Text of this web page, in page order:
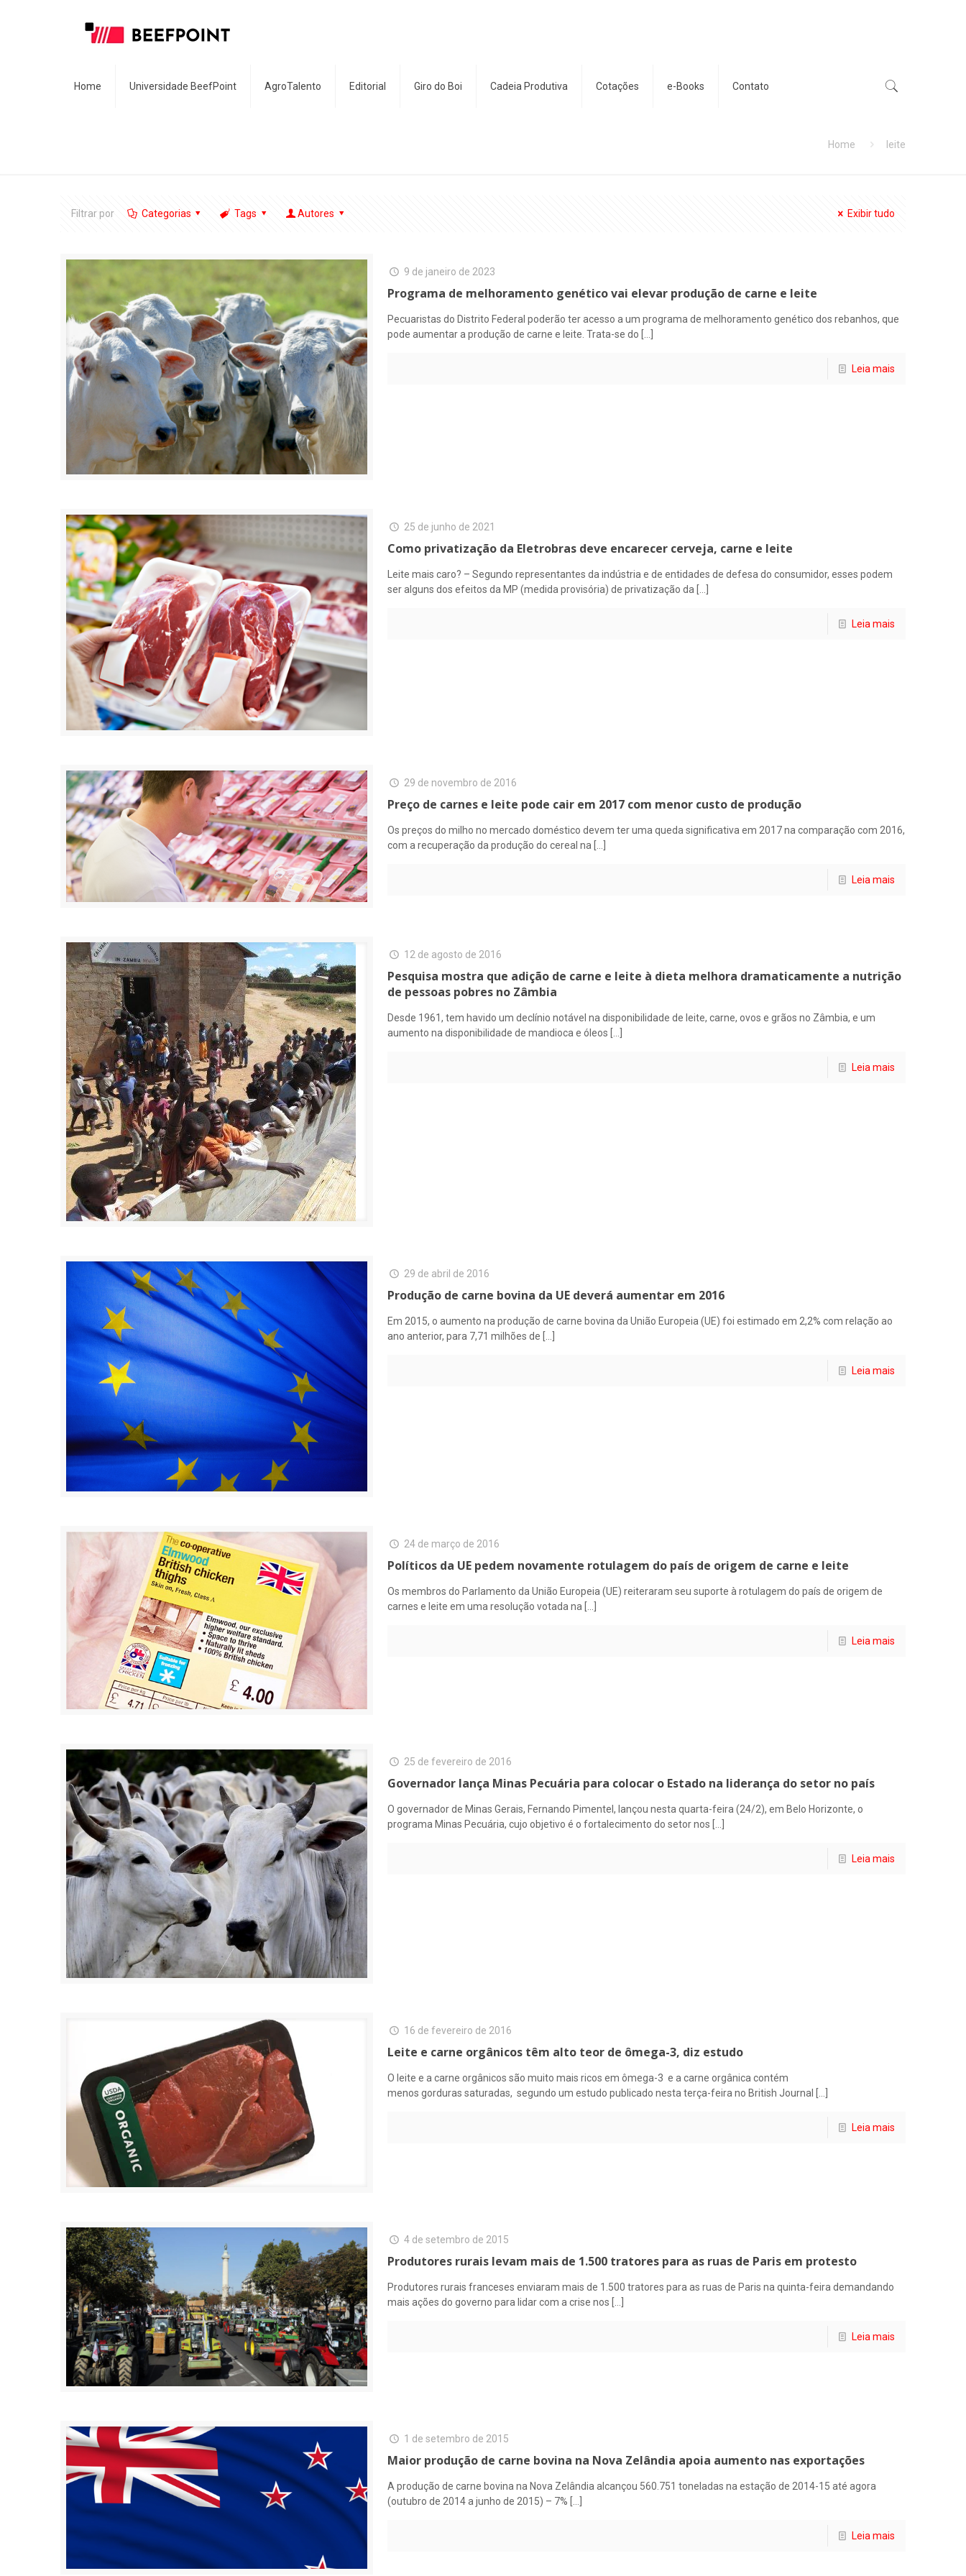
Home Universidade BeefPoint AgroTalento Editorial Giro do Boi Cadeia Produtiva Cotações e-Books Contato
Home leite
Filtrar por Categorias Tags Autores Exibir tudo
9 de janeiro de 2023
Programa de melhoramento genético vai elevar produção de carne e leite
Pecuaristas do Distrito Federal poderão ter acesso a um programa de melhoramento genético dos rebanhos, que
pode aumentar a produção de carne e leite. Trata-se do
Leia mais
25 de junho de 2021
Como privatização da Eletrobras deve encarecer cerveja, carne e leite
Leite mais caro? – Segundo representantes da indústria e de entidades de defesa do consumidor, esses podem
ser alguns dos efeitos da MP (medida provisória) de privatização da […]
Leia mais
29 de novembro de 2016
Preço de carnes e leite pode cair em 2017 com menor custo de produção
Os preços do milho no mercado doméstico devem ter uma queda significativa em 2017 na comparação com 2016,
com a recuperação da produção do cereal na
Leia mais
12 de agosto de 2016
Pesquisa mostra que adição de carne e leite à dieta melhora dramaticamente a nutrição
de pessoas pobres no Zâmbia
Desde 1961, tem havido um declínio notável na disponibilidade de leite, carne, ovos e grãos no Zâmbia, e um
aumento na disponibilidade de mandioca e óleos
Leia mais
29 de abril de 2016
Produção de carne bovina da UE deverá aumentar em 2016
Em 2015, o aumento na produção de carne bovina da União Europeia (UE) foi estimado em 2,2% com relação ao
ano anterior, para 7,71 milhões de
Leia mais
24 de março de 2016
Políticos da UE pedem novamente rotulagem do país de origem de carne e leite
Os membros do Parlamento da União Europeia (UE) reiteraram seu suporte à rotulagem do país de origem de
carnes e leite em uma resolução votada na
Leia mais
25 de fevereiro de 2016
Governador lança Minas Pecuária para colocar o Estado na liderança do setor no país
O governador de Minas Gerais, Fernando Pimentel, lançou nesta quarta-feira (24/2), em Belo Horizonte, o
programa Minas Pecuária, cujo objetivo é o fortalecimento do setor nos […]
Leia mais
16 de fevereiro de 2016
Leite e carne orgânicos têm alto teor de ômega-3, diz estudo
O leite e a carne orgânicos são muito mais ricos em ômega-3 e a carne orgânica contém
menos gorduras saturadas, segundo um estudo publicado nesta terça-feira no British Journal
Leia mais
4 de setembro de 2015
Produtores rurais levam mais de 1.500 tratores para as ruas de Paris em protesto
Produtores rurais franceses enviaram mais de 1.500 tratores para as ruas de Paris na quinta-feira demandando
mais ações do governo para lidar com a crise nos
Leia mais
1 de setembro de 2015
Maior produção de carne bovina na Nova Zelândia apoia aumento nas exportações
A produção de carne bovina na Nova Zelândia alcançou 560.751 toneladas na estação de 2014-15 até agora
(outubro de 2014 a junho de 2015) – 7% […]
Leia mais